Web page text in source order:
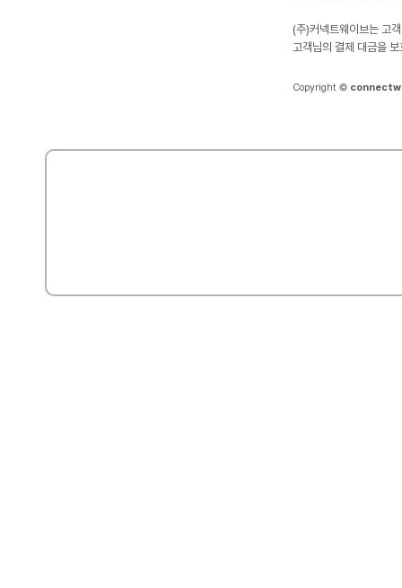
(주)커넥트웨이브는 고
고객님의 결제 대금을
Copyright ©